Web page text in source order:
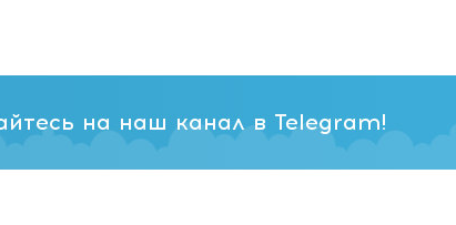
на наш канал в Telegram!